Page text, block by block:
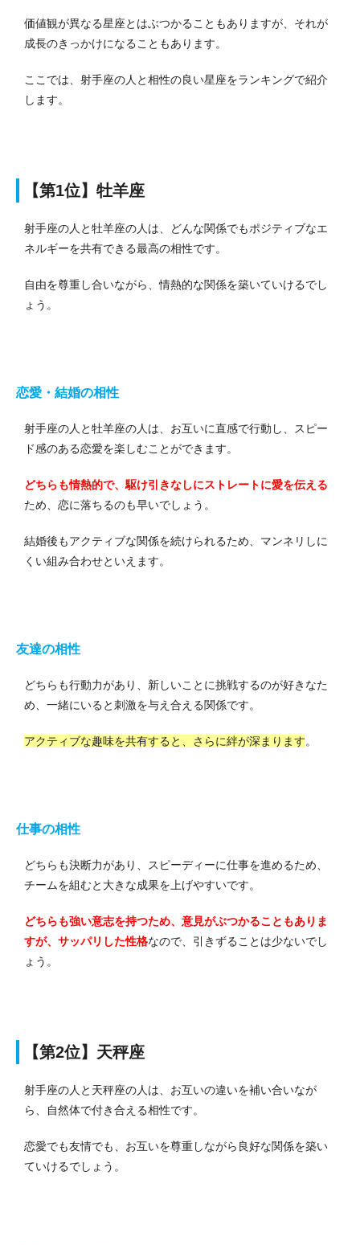
価値観が異なる星座とはぶつかることもありますが、それが
成長のきっかけになることもあります。
ここでは、射手座の人と相性の良い星座をランキングで紹介
します。
【第1位】牡羊座
射手座の人と牡羊座の人は、どんな関係でもポジティブなエ
ネルギーを共有できる最高の相性です。
自由を尊重し合いながら、情熱的な関係を築いていけるでし
ょう。
恋愛・結婚の相性
射手座の人と牡羊座の人は、お互いに直感で行動し、スピー
ド感のある恋愛を楽しむことができます。
どちらも情熱的で、駆け引きなしにストレートに愛を伝える
ため、恋に落ちるのも早いでしょう。
結婚後もアクティブな関係を続けられるため、マンネリしに
くい組み合わせといえます。
友達の相性
どちらも行動力があり、新しいことに挑戦するのが好きなた
め、一緒にいると刺激を与え合える関係です。
アクティブな趣味を共有すると、さらに絆が深まります。
仕事の相性
どちらも決断力があり、スピーディーに仕事を進めるため、
チームを組むと大きな成果を上げやすいです。
どちらも強い意志を持つため、意見がぶつかることもありま
すが、サッパリした性格なので、引きずることは少ないでし
ょう。
【第2位】天秤座
射手座の人と天秤座の人は、お互いの違いを補い合いなが
ら、自然体で付き合える相性です。
恋愛でも友情でも、お互いを尊重しながら良好な関係を築い
ていけるでしょう。